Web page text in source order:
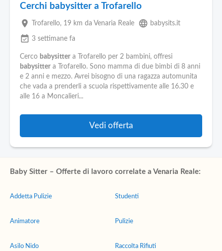
Cerchi babysitter a Trofarello
place Trofarello, 19 km da Venaria Reale language babysits.it
event_available 3 settimane fa
Cerco babysitter a Trofarello per 2 bambini, offresi
babysitter a Trofarello. Sono mamma di due bimbi di 8 anni
e 2 anni e mezzo. Avrei bisogno di una ragazza automunita
che vada a prenderli a scuola rispettivamente alle 16.30 e
alle 16 a Moncalieri...
Vedi offerta
Baby Sitter – Offerte di lavoro correlate a Venaria Reale:
Addetta Pulizie
Animatore
Asilo Nido
Studenti
Pulizie
Raccolta Rifiuti